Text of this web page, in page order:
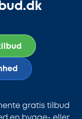
gratis tilbud
en bygge- eller